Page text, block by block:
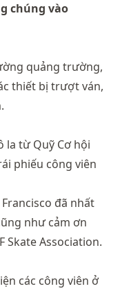
chúng vào
quảng trường,
thiết bị trượt ván,
la từ Quỹ Cơ hội
phiếu công viên
đã nhất
như cảm ơn
Skate Association.
các công viên ở